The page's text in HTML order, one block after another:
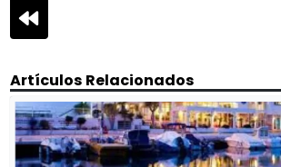
Navegación
de
Artículos Relacionados